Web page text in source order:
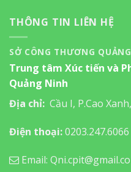
THÔNG TIN LIÊN HỆ
SỞ CÔNG THƯƠNG
Trung tâm Xúc tiến và
Quảng Ninh
Địa chỉ: Cầu I, P.Cao
Điện thoại:0203.247.6066
Email: